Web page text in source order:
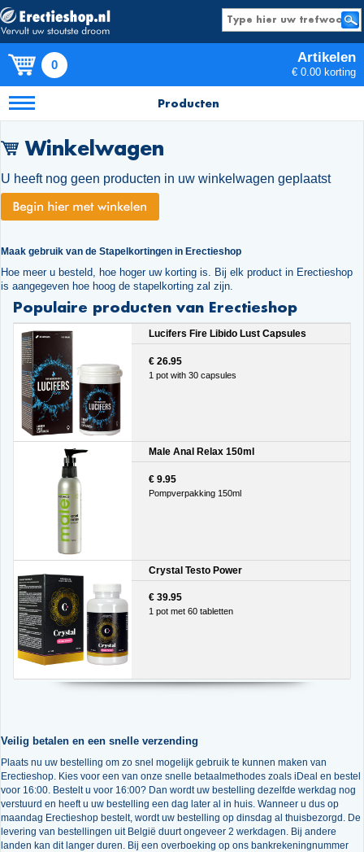
0 Artikelen
€ 0.00 korting
Producten
Winkelwagen
U heeft nog geen producten in uw winkelwagen geplaatst
Maak gebruik van de Stapelkortingen in Erectieshop
Hoe meer u besteld, hoe hoger uw korting is. Bij elk product in Erectieshop
is aangegeven hoe hoog de stapelkorting zal zijn.
Populaire producten van Erectieshop
Lucifers Fire Libido Lust Capsules
€ 26.95
1 pot with 30 capsules
Male Anal Relax 150ml
€ 9.95
Pompverpakking 150ml
Crystal Testo Power
€ 39.95
1 pot met 60 tabletten
Veilig betalen en een snelle verzending
Plaats nu uw bestelling om zo snel mogelijk gebruik te kunnen maken van
Erectieshop. Kies voor een van onze snelle betaalmethodes zoals iDeal en bestel
voor 16:00. Bestelt u voor 16:00? Dan wordt uw bestelling dezelfde werkdag nog
verstuurd en heeft u uw bestelling een dag later al in huis. Wanneer u dus op
maandag Erectieshop bestelt, wordt uw bestelling op dinsdag al thuisbezorgd. De
levering van bestellingen uit België duurt ongeveer 2 werkdagen. Bij andere
landen kan dit langer duren. Bij een overboeking op ons bankrekeningnummer